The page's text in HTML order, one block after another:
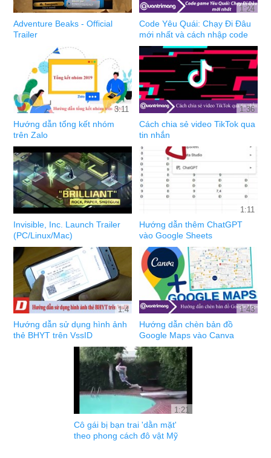
Adventure Beaks - Official
Trailer
1:24
Code Yêu Quái: Chạy Đi Đâu
mới nhất và cách nhập code
3:11
Hướng dẫn tổng kết nhóm
trên Zalo
1:36
Cách chia sẻ video TikTok qua
tin nhắn
Invisible, Inc. Launch Trailer
(PC/Linux/Mac)
1:11
Hướng dẫn thêm ChatGPT
vào Google Sheets
1:4
Hướng dẫn sử dụng hình ảnh
thẻ BHYT trên VssID
1:43
Hướng dẫn chèn bản đồ
Google Maps vào Canva
1:21
Cô gái bị bạn trai 'dằn mặt'
theo phong cách đô vật Mỹ